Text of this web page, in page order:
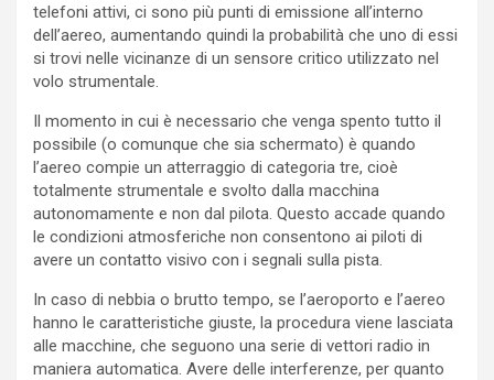
telefoni attivi, ci sono più punti di emissione all’interno
dell’aereo, aumentando quindi la probabilità che uno di essi
si trovi nelle vicinanze di un sensore critico utilizzato nel
volo strumentale.
Il momento in cui è necessario che venga spento tutto il
possibile (o comunque che sia schermato) è quando
l’aereo compie un atterraggio di categoria tre, cioè
totalmente strumentale e svolto dalla macchina
autonomamente e non dal pilota. Questo accade quando
le condizioni atmosferiche non consentono ai piloti di
avere un contatto visivo con i segnali sulla pista.
In caso di nebbia o brutto tempo, se l’aeroporto e l’aereo
hanno le caratteristiche giuste, la procedura viene lasciata
alle macchine, che seguono una serie di vettori radio in
maniera automatica. Avere delle interferenze, per quanto